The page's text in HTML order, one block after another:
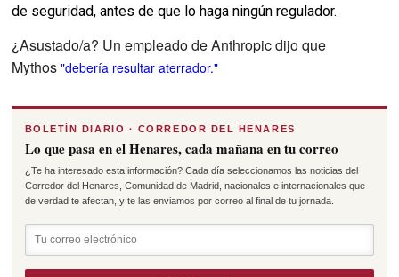
de seguridad, antes de que lo haga ningún regulador.
¿Asustado/a? Un empleado de Anthropic dijo que
Mythos"debería resultar aterrador."
BOLETÍN DIARIO · CORREDOR DEL HENARES
Lo que pasa en el Henares, cada mañana en tu correo
¿Te ha interesado esta información? Cada día seleccionamos las noticias del
Corredor del Henares, Comunidad de Madrid, nacionales e internacionales que
de verdad te afectan, y te las enviamos por correo al final de tu jornada.